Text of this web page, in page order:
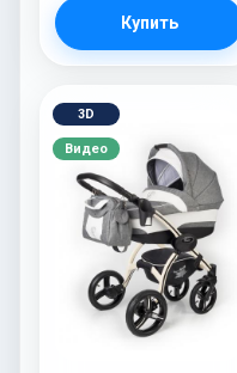
Купить
3D
Видео